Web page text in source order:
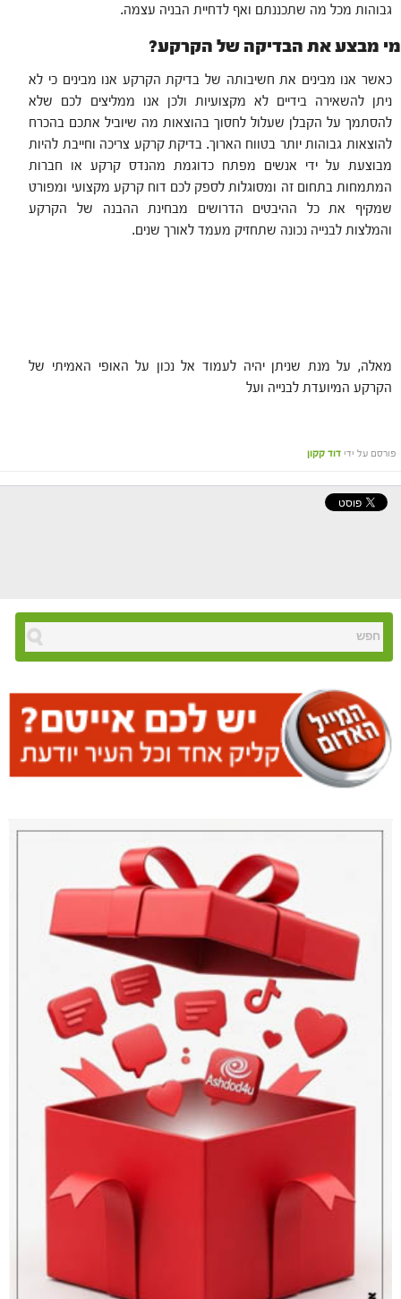
גבוהות מכל מה שתכננתם ואף לדחיית הבניה עצמה.
מי מבצע את הבדיקה של הקרקע?
כאשר אנו מבינים את חשיבותה של בדיקת הקרקע אנו מבינים כי לא
ניתן להשאירה בידיים לא מקצועיות ולכן אנו ממליצים לכם שלא
להסתמך על הקבלן שעלול לחסוך בהוצאות מה שיוביל אתכם בהכרח
להוצאות גבוהות יותר בטווח הארוך. בדיקת קרקע צריכה וחייבת להיות
מבוצעת על ידי אנשים מפתח כדוגמת מהנדס קרקע או חברות
המתמחות בתחום זה ומסוגלות לספק לכם דוח קרקע מקצועי ומפורט
שמקיף את כל ההיבטים הדרושים מבחינת ההבנה של הקרקע
והמלצות לבנייה נכונה שתחזיק מעמד לאורך שנים.
מאלה, על מנת שניתן יהיה לעמוד אל נכון על האופי האמיתי של
הקרקע המיועדת לבנייה ועל
פורסם על ידי דוד קקון